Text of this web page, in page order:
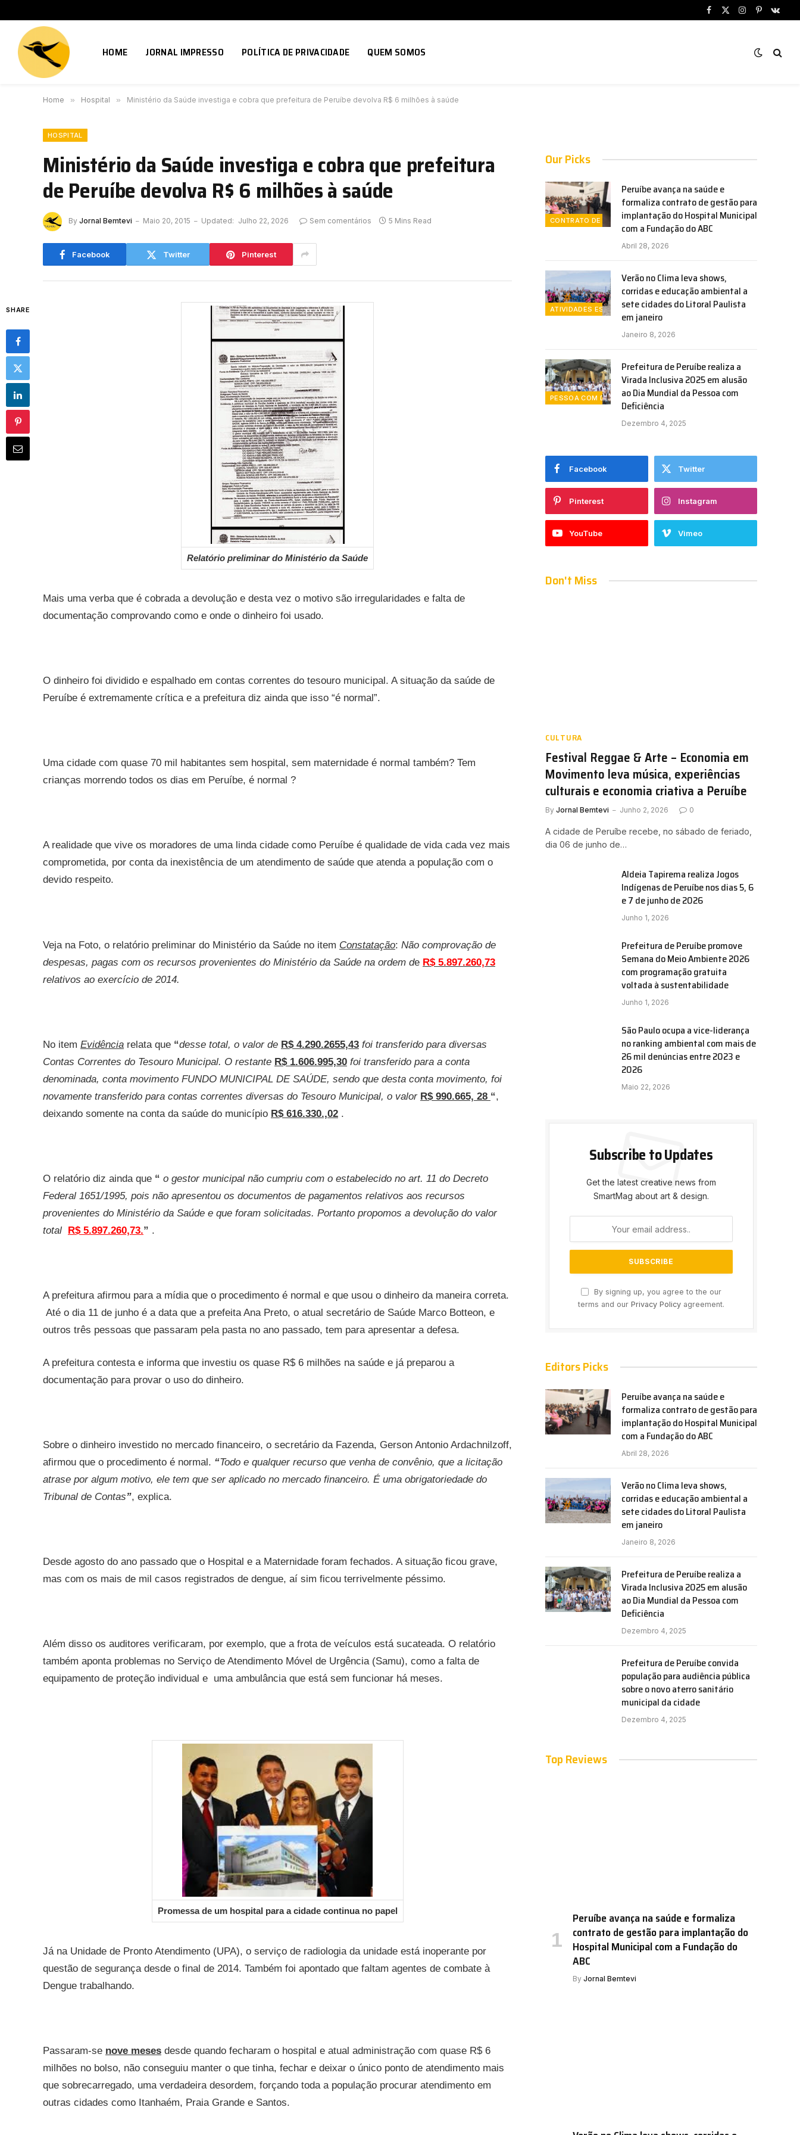
Facebook
X
Instagram
Pinterest
HOME JORNAL IMPRESSO POLÍTICA DE PRIVACIDADE QUEM SOMOS
Home » Hospital » Ministério da Saúde investiga e cobra que prefeitura de Peruíbe devolva R$ 6 milhões à saúde
HOSPITAL
Ministério da Saúde investiga e cobra que prefeitura
de Peruíbe devolva R$ 6 milhões à saúde
By Jornal Bemtevi Maio 20, 2015 Updated: Julho 22, 2026 Sem comentários 5 Mins Read
Facebook Twitter Pinterest
SHARE
Relatório preliminar do Ministério da Saúde
Mais uma verba que é cobrada a devolução e desta vez o motivo são irregularidades e falta de
documentação comprovando como e onde o dinheiro foi usado.
O dinheiro foi dividido e espalhado em contas correntes do tesouro municipal. A situação da saúde de
Peruíbe é extremamente crítica e a prefeitura diz ainda que isso “é normal”.
Uma cidade com quase 70 mil habitantes sem hospital, sem maternidade é normal também? Tem
crianças morrendo todos os dias em Peruíbe, é normal ?
A realidade que vive os moradores de uma linda cidade como Peruíbe é qualidade de vida cada vez mais
comprometida, por conta da inexistência de um atendimento de saúde que atenda a população com o
devido respeito.
Veja na Foto, o relatório preliminar do Ministério da Saúde no item Constatação: Não comprovação de
despesas, pagas com os recursos provenientes do Ministério da Saúde na ordem de R$ 5.897.260,73
relativos ao exercício de 2014.
No item Evidência relata que “desse total, o valor de R$ 4.290.2655,43 foi transferido para diversas
Contas Correntes do Tesouro Municipal. O restante R$ 1.606.995,30 foi transferido para a conta
denominada, conta movimento FUNDO MUNICIPAL DE SAÚDE, sendo que desta conta movimento, foi
novamente transferido para contas correntes diversas do Tesouro Municipal, o valor R$ 990.665, 28 “,
deixando somente na conta da saúde do município R$ 616.330.,02 .
O relatório diz ainda que “ o gestor municipal não cumpriu com o estabelecido no art. 11 do Decreto
Federal 1651/1995, pois não apresentou os documentos de pagamentos relativos aos recursos
provenientes do Ministério da Saúde e que foram solicitadas. Portanto propomos a devolução do valor
total R$ 5.897.260,73.” .
A prefeitura afirmou para a mídia que o procedimento é normal e que usou o dinheiro da maneira correta.
Até o dia 11 de junho é a data que a prefeita Ana Preto, o atual secretário de Saúde Marco Botteon, e
outros três pessoas que passaram pela pasta no ano passado, tem para apresentar a defesa.
A prefeitura contesta e informa que investiu os quase R$ 6 milhões na saúde e já preparou a
documentação para provar o uso do dinheiro.
Sobre o dinheiro investido no mercado financeiro, o secretário da Fazenda, Gerson Antonio Ardachnilzoff,
afirmou que o procedimento é normal. “Todo e qualquer recurso que venha de convênio, que a licitação
atrase por algum motivo, ele tem que ser aplicado no mercado financeiro. É uma obrigatoriedade do
Tribunal de Contas”, explica.
Desde agosto do ano passado que o Hospital e a Maternidade foram fechados. A situação ficou grave,
mas com os mais de mil casos registrados de dengue, aí sim ficou terrivelmente péssimo.
Além disso os auditores verificaram, por exemplo, que a frota de veículos está sucateada. O relatório
também aponta problemas no Serviço de Atendimento Móvel de Urgência (Samu), como a falta de
equipamento de proteção individual e uma ambulância que está sem funcionar há meses.
Promessa de um hospital para a cidade continua no papel
Já na Unidade de Pronto Atendimento (UPA), o serviço de radiologia da unidade está inoperante por
questão de segurança desde o final de 2014. Também foi apontado que faltam agentes de combate à
Dengue trabalhando.
Passaram-se nove meses desde quando fecharam o hospital e atual administração com quase R$ 6
milhões no bolso, não conseguiu manter o que tinha, fechar e deixar o único ponto de atendimento mais
que sobrecarregado, uma verdadeira desordem, forçando toda a população procurar atendimento em
outras cidades como Itanhaém, Praia Grande e Santos.
Our Picks
CONTRATO DE GESTÃO
Peruíbe avança na saúde e
formaliza contrato de gestão para
implantação do Hospital Municipal
com a Fundação do ABC
Abril 28, 2026
ATIVIDADES ESPORTIVAS
Verão no Clima leva shows,
corridas e educação ambiental a
sete cidades do Litoral Paulista
em janeiro
Janeiro 8, 2026
PESSOA COM DEFICIENCIA
Prefeitura de Peruíbe realiza a
Virada Inclusiva 2025 em alusão
ao Dia Mundial da Pessoa com
Deficiência
Dezembro 4, 2025
Facebook Twitter
Pinterest Instagram
YouTube Vimeo
Don't Miss
CULTURA
Festival Reggae & Arte – Economia em
Movimento leva música, experiências
culturais e economia criativa a Peruíbe
By Jornal Bemtevi Junho 2, 2026 0
A cidade de Peruíbe recebe, no sábado de feriado,
dia 06 de junho de…
Aldeia Tapirema realiza Jogos
Indígenas de Peruíbe nos dias 5, 6
e 7 de junho de 2026
Junho 1, 2026
Prefeitura de Peruíbe promove
Semana do Meio Ambiente 2026
com programação gratuita
voltada à sustentabilidade
Junho 1, 2026
São Paulo ocupa a vice-liderança
no ranking ambiental com mais de
26 mil denúncias entre 2023 e
2026
Maio 22, 2026
Subscribe to Updates
Get the latest creative news from
SmartMag about art & design.
By signing up, you agree to the our
terms and our Privacy Policy agreement.
Editors Picks
Peruíbe avança na saúde e
formaliza contrato de gestão para
implantação do Hospital Municipal
com a Fundação do ABC
Abril 28, 2026
Verão no Clima leva shows,
corridas e educação ambiental a
sete cidades do Litoral Paulista
em janeiro
Janeiro 8, 2026
Prefeitura de Peruíbe realiza a
Virada Inclusiva 2025 em alusão
ao Dia Mundial da Pessoa com
Deficiência
Dezembro 4, 2025
Prefeitura de Peruíbe convida
população para audiência pública
sobre o novo aterro sanitário
municipal da cidade
Dezembro 4, 2025
Top Reviews
Peruíbe avança na saúde e formaliza
contrato de gestão para implantação do
Hospital Municipal com a Fundação do
ABC
By Jornal Bemtevi